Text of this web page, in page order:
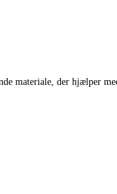
materiale, der hjælper